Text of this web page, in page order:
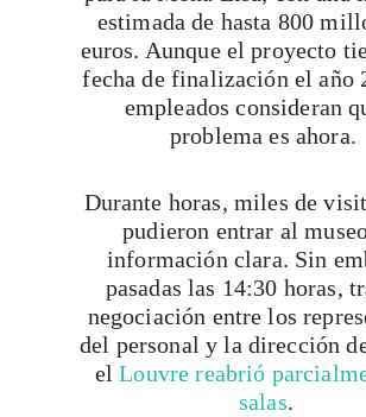
estimada de hasta 800
euros. Aunque el proyecto
fecha de finalización el año
empleados consideran
problema es ahora.
Durante horas, miles de
pudieron entrar al
información clara. Sin
pasadas las 14:30 horas,
negociación entre los
del personal y la dirección
elLouvre reabrió
salas.
Viaja con Travesías, recibe
itinerarios, tips de insider y